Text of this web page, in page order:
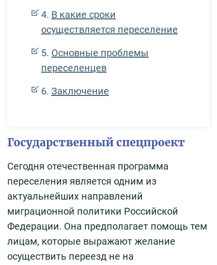
В какие сроки
осуществляется переселение
Основные проблемы
переселенцев
Заключение
Государственный спецпроект
Сегодня отечественная программа
переселения является одним из
актуальнейших направлений
миграционной политики Российской
Федерации. Она предполагает помощь тем
лицам, которые выражают желание
осуществить переезд не на